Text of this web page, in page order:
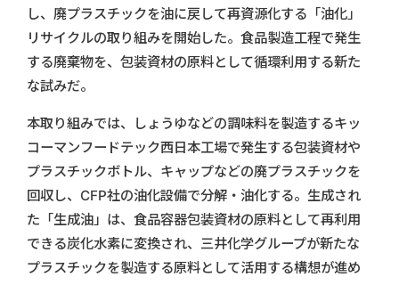
し、廃プラスチックを油に戻して再資源化する「油化」
リサイクルの取り組みを開始した。食品製造工程で発生
する廃棄物を、包装資材の原料として循環利用する新た
な試みだ。
本取り組みでは、しょうゆなどの調味料を製造するキッ
コーマンフードテック西日本工場で発生する包装資材や
プラスチックボトル、キャップなどの廃プラスチックを
回収し、CFP社の油化設備で分解・油化する。生成され
た「生成油」は、食品容器包装資材の原料として再利用
できる炭化水素に変換され、三井化学グループが新たな
プラスチックを製造する原料として活用する構想が進め